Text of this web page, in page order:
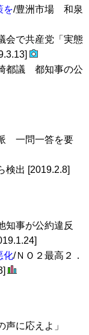
を/豊洲市場 和泉
会で共産党「実態
都議 都知事の公
一問一答を要
検出 [2019.2.8]
知事が公約違反
化/ＮＯ２最高２．
声に応えよ」